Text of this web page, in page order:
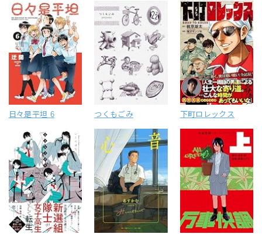
日々是平坦 6 つくもごみ 下町ロレックス